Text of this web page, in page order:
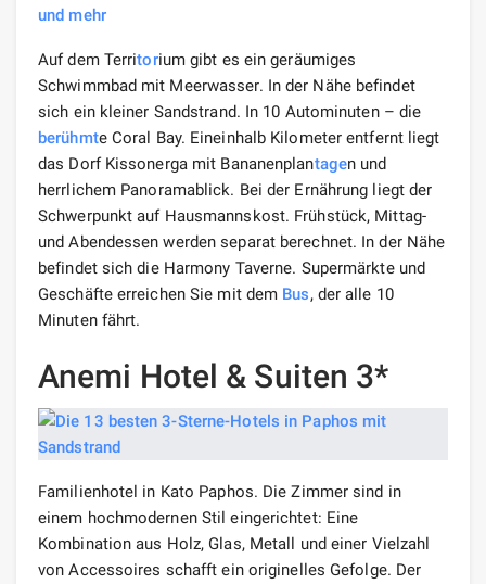
und mehr
Auf dem Territorium gibt es ein geräumiges
Schwimmbad mit Meerwasser. In der Nähe befindet
sich ein kleiner Sandstrand. In 10 Autominuten – die
berühmte Coral Bay. Eineinhalb Kilometer entfernt liegt
das Dorf Kissonerga mit Bananenplantagen und
herrlichem Panoramablick. Bei der Ernährung liegt der
Schwerpunkt auf Hausmannskost. Frühstück, Mittag-
und Abendessen werden separat berechnet. In der Nähe
befindet sich die Harmony Taverne. Supermärkte und
Geschäfte erreichen Sie mit dem Bus, der alle 10
Minuten fährt.
Anemi Hotel & Suiten 3*
Familienhotel in Kato Paphos. Die Zimmer sind in
einem hochmodernen Stil eingerichtet: Eine
Kombination aus Holz, Glas, Metall und einer Vielzahl
von Accessoires schafft ein originelles Gefolge. Der